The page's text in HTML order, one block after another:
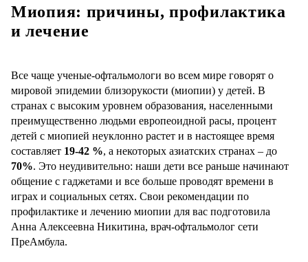
Миопия: причины, профилактика
и лечение
Все чаще ученые-офтальмологи во всем мире говорят о
мировой эпидемии близорукости (миопии) у детей. В
странах с высоким уровнем образования, населенными
преимущественно людьми европеоидной расы, процент
детей с миопией неуклонно растет и в настоящее время
составляет 19-42 %, а некоторых азиатских странах – до
70%. Это неудивительно: наши дети все раньше начинают
общение с гаджетами и все больше проводят времени в
играх и социальных сетях. Свои рекомендации по
профилактике и лечению миопии для вас подготовила
Анна Алексеевна Никитина, врач-офтальмолог сети
ПреАмбула.